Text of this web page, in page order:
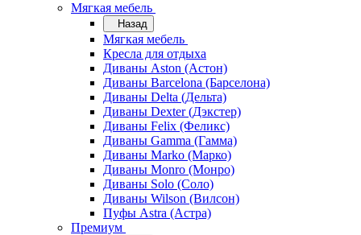
Мягкая мебель
Назад
Мягкая мебель
Кресла для отдыха
Диваны Aston (Астон)
Диваны Barcelona (Барселона)
Диваны Delta (Дельта)
Диваны Dexter (Дэкстер)
Диваны Felix (Феликс)
Диваны Gamma (Гамма)
Диваны Marko (Марко)
Диваны Monro (Монро)
Диваны Solo (Соло)
Диваны Wilson (Вилсон)
Пуфы Astra (Астра)
Премиум